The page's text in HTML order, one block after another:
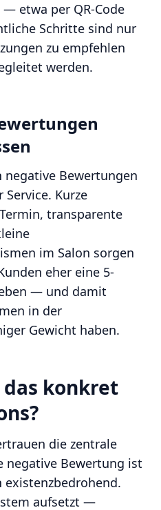
etwa per QR-Code
Schritte sind nur
zu empfehlen
werden.
Bewertungen
Kurze
transparente
im Salon sorgen
eher eine 5-
— und damit
in der
Gewicht haben.
konkret
die zentrale
negative Bewertung ist
existenzbedrohend.
aufsetzt —